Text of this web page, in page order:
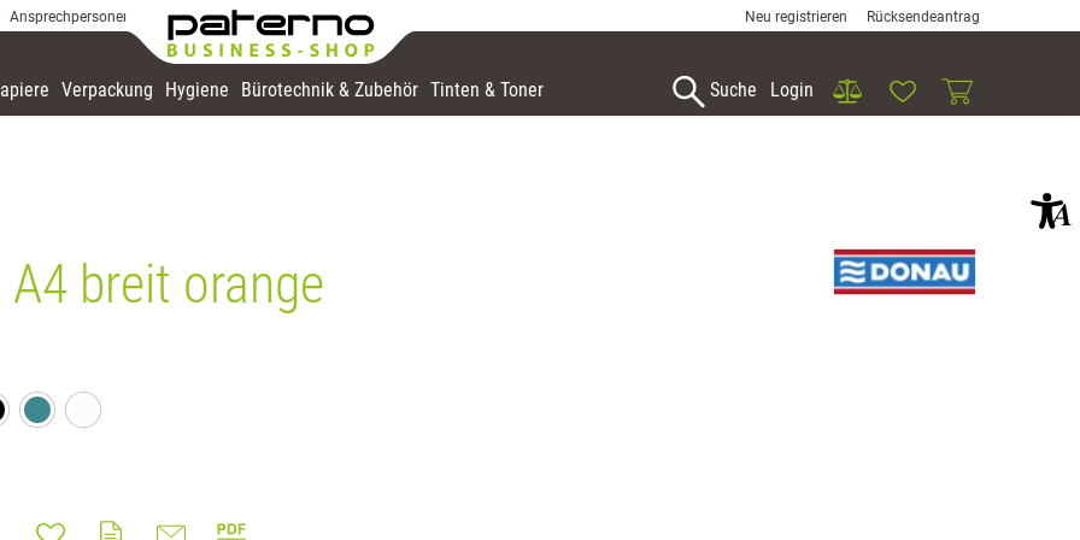
Ansprechpersonen Neu registrieren Rücksendeantrag
Suche Login VergleichWunschlisteWarenkorb
Verpackung Hygiene Bürotechnik & Zubehör Tinten & Toner
breit orange